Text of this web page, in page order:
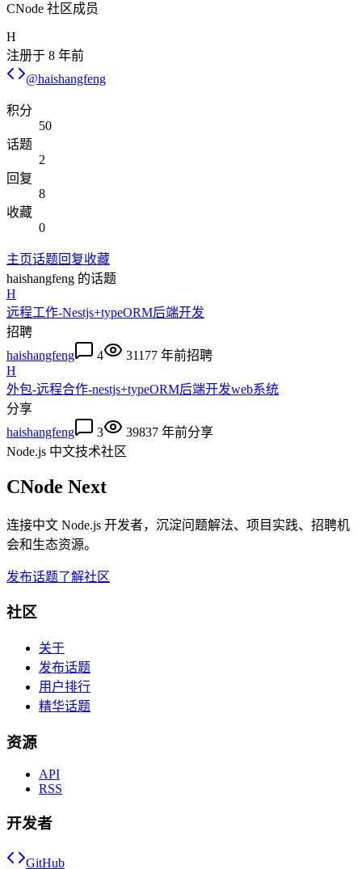
CNode 社区成员
H
注册于 8 年前
@haishangfeng
积分
50
话题
2
回复
8
收藏
0
主页话题回复收藏
haishangfeng 的话题
H
远程工作-Nestjs+typeORM后端开发
招聘
haishangfeng
4 31177 年前招聘
H
外包-远程合作-nestjs+typeORM后端开发web系统
分享
haishangfeng
3 39837 年前分享
Node.js 中文技术社区
CNode Next
连接中文 Node.js 开发者，沉淀问题解法、项目实践、招聘机
会和生态资源。
发布话题了解社区
社区
关于
发布话题
用户排行
精华话题
资源
API
RSS
开发者
GitHub